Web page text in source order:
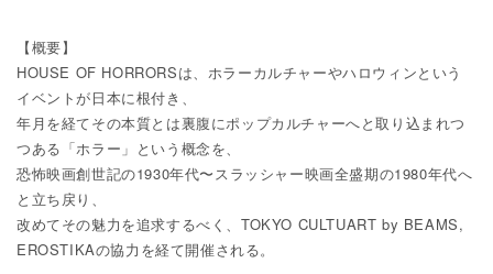
【概要】
HOUSE OF HORRORSは、ホラーカルチャーやハロウィンという
イベントが日本に根付き、
年月を経てその本質とは裏腹にポップカルチャーへと取り込まれつ
つある「ホラー」という概念を、
恐怖映画創世記の1930年代〜スラッシャー映画全盛期の1980年代へ
と立ち戻り、
改めてその魅力を追求するべく、TOKYO CULTUART by BEAMS,
EROSTIKAの協力を経て開催される。